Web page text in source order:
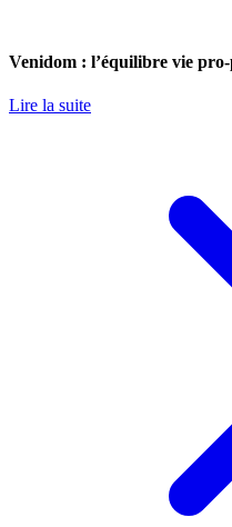
Venidom : l’équilibre vie
Lire la suite